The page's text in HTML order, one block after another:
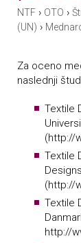
NTF › OTO ›
(UN) ›
Za oceno
naslednji
Textile
(http://
Textile
(http://
Textile
http://